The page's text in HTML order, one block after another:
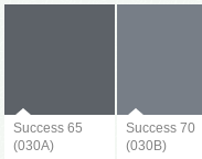
Success 65
(030A)
Success 70
(030B)